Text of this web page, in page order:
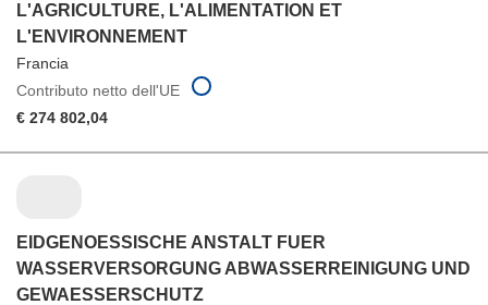
L'AGRICULTURE, L'ALIMENTATION ET
L'ENVIRONNEMENT
Francia
Contributo netto dell'UE
€ 274 802,04
EIDGENOESSISCHE ANSTALT FUER
WASSERVERSORGUNG ABWASSERREINIGUNG UND
GEWAESSERSCHUTZ